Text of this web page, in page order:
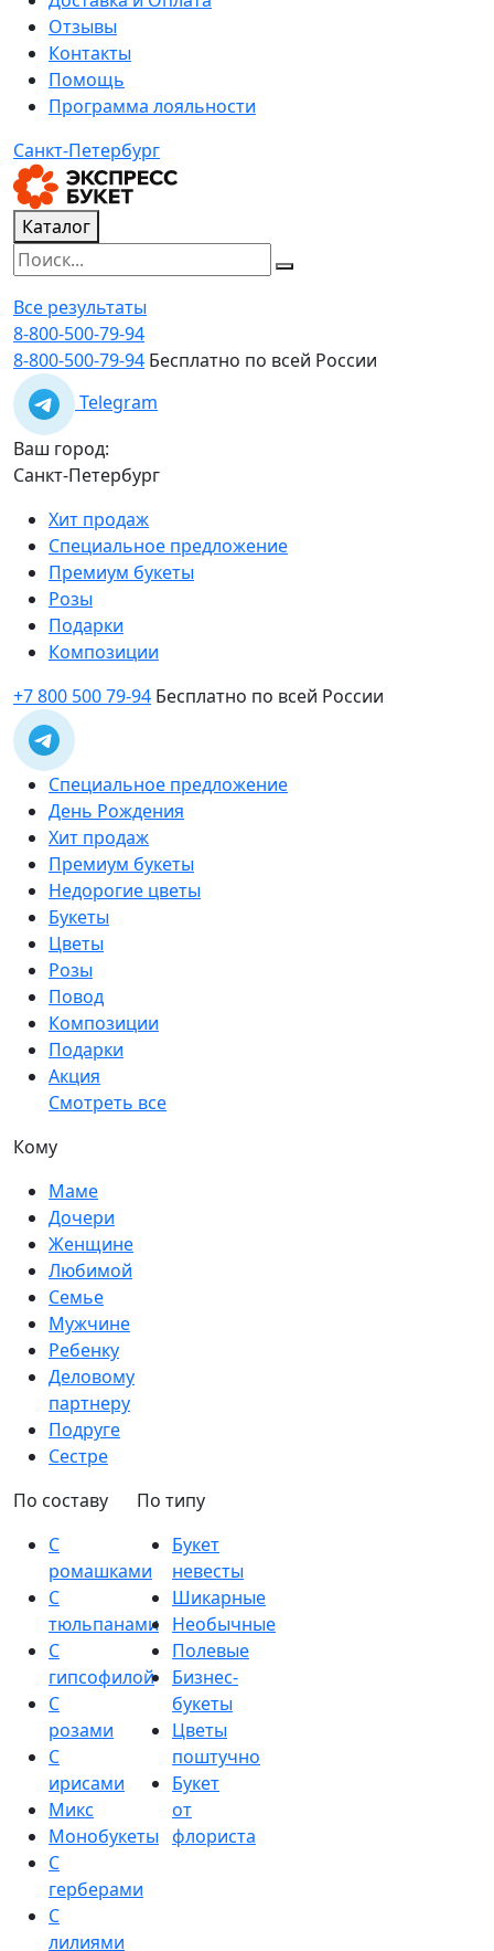
Отзывы
Контакты
Помощь
Программа лояльности
Санкт-Петербург
Каталог
Все результаты
8-800-500-79-94
8-800-500-79-94 Бесплатно по всей России
Telegram
Ваш город:
Санкт-Петербург
Хит продаж
Специальное предложение
Премиум букеты
Розы
Подарки
Композиции
+7 800 500 79-94 Бесплатно по всей России
Специальное предложение
День Рождения
Хит продаж
Премиум букеты
Недорогие цветы
Букеты
Цветы
Розы
Повод
Композиции
Подарки
Акция
Смотреть все
Кому
Маме
Дочери
Женщине
Любимой
Семье
Мужчине
Ребенку
Деловому
партнеру
Подруге
Сестре
По составу
С
ромашками
С
тюльпанами
С
гипсофилой
С
розами
С
ирисами
Микс
Монобукеты
С
герберами
С
лилиями
По типу
Букет
невесты
Шикарные
Необычные
Полевые
Бизнес-
букеты
Цветы
поштучно
Букет
от
флориста